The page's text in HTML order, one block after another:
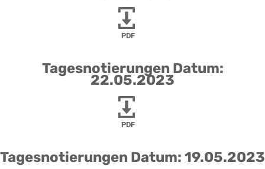
PDF
Tagesnotierungen Datum:
22.05.2023
PDF
Tagesnotierungen Datum: 19.05.2023